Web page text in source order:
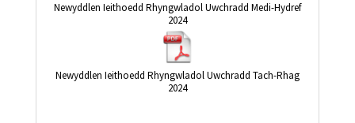
Newyddlen Ieithoedd Rhyngwladol Uwchradd Medi-Hydref
2024
Newyddlen Ieithoedd Rhyngwladol Uwchradd Tach-Rhag
2024